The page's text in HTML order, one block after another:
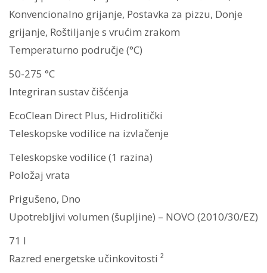
Konvencionalno grijanje, Postavka za pizzu, Donje
grijanje, Roštiljanje s vrućim zrakom
Temperaturno područje (°C)
50-275 °C
Integriran sustav čišćenja
EcoClean Direct Plus, Hidrolitički
Teleskopske vodilice na izvlačenje
Teleskopske vodilice (1 razina)
Položaj vrata
Prigušeno, Dno
Upotrebljivi volumen (šupljine) – NOVO (2010/30/EZ)
71 l
Razred energetske učinkovitosti ²